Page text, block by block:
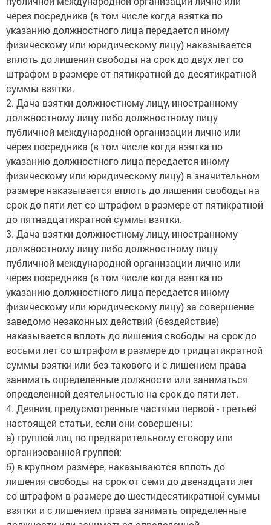
через посредника (в том числе когда взятка по
указанию должностного лица передается иному
физическому или юридическому лицу) наказывается
вплоть до лишения свободы на срок до двух лет со
штрафом в размере от пятикратной до десятикратной
суммы взятки.
2. Дача взятки должностному лицу, иностранному
должностному лицу либо должностному лицу
публичной международной организации лично или
через посредника (в том числе когда взятка по
указанию должностного лица передается иному
физическому или юридическому лицу) в значительном
размере наказывается вплоть до лишения свободы на
срок до пяти лет со штрафом в размере от пятикратной
до пятнадцатикратной суммы взятки.
3. Дача взятки должностному лицу, иностранному
должностному лицу либо должностному лицу
публичной международной организации лично или
через посредника (в том числе когда взятка по
указанию должностного лица передается иному
физическому или юридическому лицу) за совершение
заведомо незаконных действий (бездействие)
наказывается вплоть до лишения свободы на срок до
восьми лет со штрафом в размере до тридцатикратной
суммы взятки или без такового и с лишением права
занимать определенные должности или заниматься
определенной деятельностью на срок до пяти лет.
4. Деяния, предусмотренные частями первой - третьей
настоящей статьи, если они совершены:
а) группой лиц по предварительному сговору или
организованной группой;
б) в крупном размере, наказываются вплоть до
лишения свободы на срок от семи до двенадцати лет
со штрафом в размере до шестидесятикратной суммы
взятки и с лишением права занимать определенные
должности или заниматься определенной